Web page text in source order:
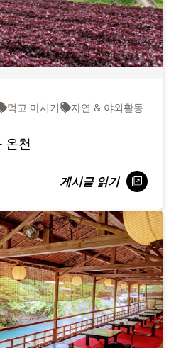
먹고 마시기 자연 & 야외활동
온천
게시글 읽기